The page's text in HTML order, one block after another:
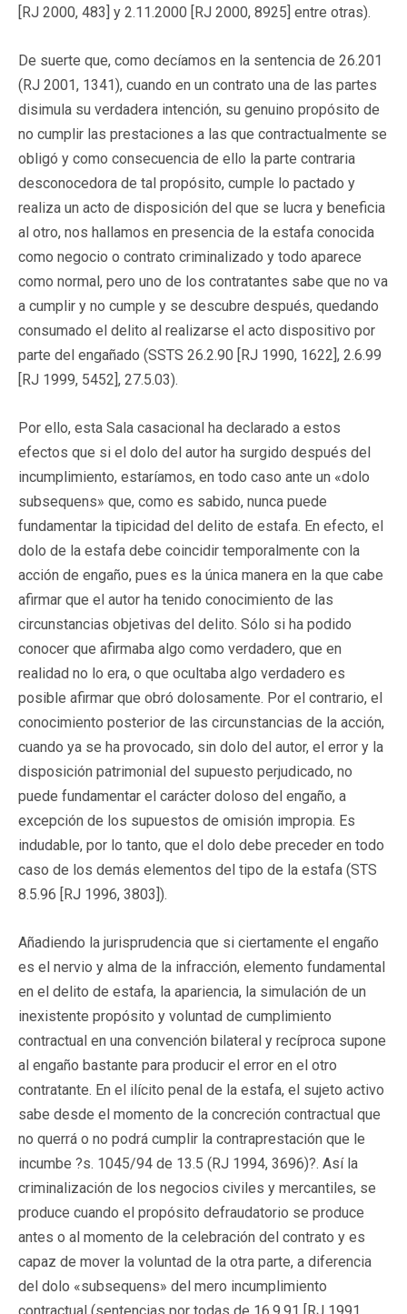
[RJ 2000, 483] y 2.11.2000 [RJ 2000, 8925] entre otras).
De suerte que, como decíamos en la sentencia de 26.201
(RJ 2001, 1341), cuando en un contrato una de las partes
disimula su verdadera intención, su genuino propósito de
no cumplir las prestaciones a las que contractualmente se
obligó y como consecuencia de ello la parte contraria
desconocedora de tal propósito, cumple lo pactado y
realiza un acto de disposición del que se lucra y beneficia
al otro, nos hallamos en presencia de la estafa conocida
como negocio o contrato criminalizado y todo aparece
como normal, pero uno de los contratantes sabe que no va
a cumplir y no cumple y se descubre después, quedando
consumado el delito al realizarse el acto dispositivo por
parte del engañado (SSTS 26.2.90 [RJ 1990, 1622], 2.6.99
[RJ 1999, 5452], 27.5.03).
Por ello, esta Sala casacional ha declarado a estos
efectos que si el dolo del autor ha surgido después del
incumplimiento, estaríamos, en todo caso ante un «dolo
subsequens» que, como es sabido, nunca puede
fundamentar la tipicidad del delito de estafa. En efecto, el
dolo de la estafa debe coincidir temporalmente con la
acción de engaño, pues es la única manera en la que cabe
afirmar que el autor ha tenido conocimiento de las
circunstancias objetivas del delito. Sólo si ha podido
conocer que afirmaba algo como verdadero, que en
realidad no lo era, o que ocultaba algo verdadero es
posible afirmar que obró dolosamente. Por el contrario, el
conocimiento posterior de las circunstancias de la acción,
cuando ya se ha provocado, sin dolo del autor, el error y la
disposición patrimonial del supuesto perjudicado, no
puede fundamentar el carácter doloso del engaño, a
excepción de los supuestos de omisión impropia. Es
indudable, por lo tanto, que el dolo debe preceder en todo
caso de los demás elementos del tipo de la estafa (STS
8.5.96 [RJ 1996, 3803]).
Añadiendo la jurisprudencia que si ciertamente el engaño
es el nervio y alma de la infracción, elemento fundamental
en el delito de estafa, la apariencia, la simulación de un
inexistente propósito y voluntad de cumplimiento
contractual en una convención bilateral y recíproca supone
al engaño bastante para producir el error en el otro
contratante. En el ilícito penal de la estafa, el sujeto activo
sabe desde el momento de la concreción contractual que
no querrá o no podrá cumplir la contraprestación que le
incumbe ?s. 1045/94 de 13.5 (RJ 1994, 3696)?. Así la
criminalización de los negocios civiles y mercantiles, se
produce cuando el propósito defraudatorio se produce
antes o al momento de la celebración del contrato y es
capaz de mover la voluntad de la otra parte, a diferencia
del dolo «subsequens» del mero incumplimiento